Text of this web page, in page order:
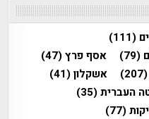
(111)
(79) אסף פרץ(47)
(207) אשקלון(41)
העברית(35)
(77)